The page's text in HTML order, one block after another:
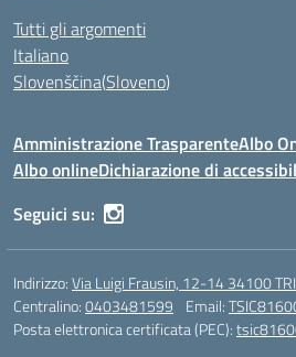
Tutti gli argomenti
Italiano
Slovenščina(Sloveno)
Amministrazione TrasparenteAlbo
Albo onlineDichiarazione di
Seguici su:
Indirizzo:Via Luigi Frausin, 12-14 34100
Centralino:0403481599 Email:
Posta elettronica certificata (PEC):